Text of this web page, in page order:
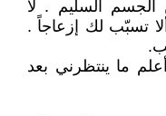
الجسم السليم . لا
تسبّب لك إزعاجاً .
أعلم ما ينتظرني بعد